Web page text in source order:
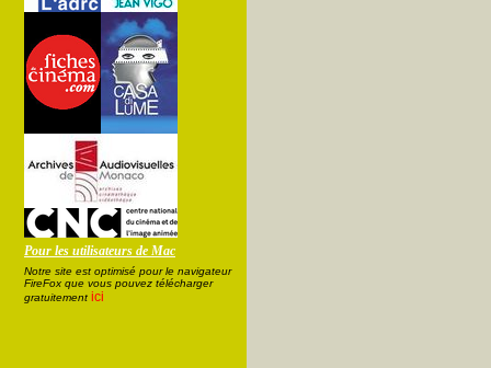
Pour les utilisateurs de Mac
Notre site est optimisé pour le navigateur
FireFox que vous pouvez télécharger
gratuitement ici